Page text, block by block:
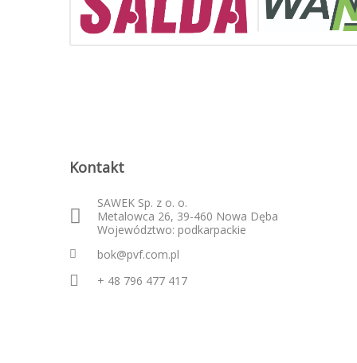
Kontakt
SAWEK Sp. z o. o.
Metalowca 26, 39-460 Nowa Dęba
Województwo: podkarpackie
bok@pvf.com.pl
+ 48 796 477 417